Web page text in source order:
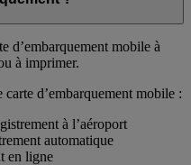
d’embarquement mobile à
à imprimer.
d’embarquement mobile :
à l’aéroport
automatique
en ligne